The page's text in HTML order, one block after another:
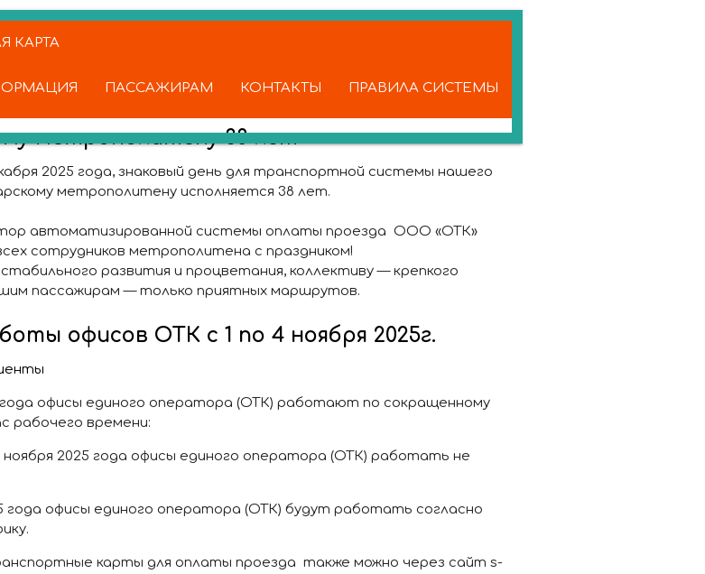
КАРТА
ПАССАЖИРАМ КОНТАКТЫ
ПРАВИЛА СИСТЕМЫ
метрополитену 38 лет
2025 года, знаковый день для транспортной системы нашего
метрополитену исполняется 38 лет.
автоматизированной системы оплаты проезда ООО «ОТК»
сотрудников метрополитена с праздником!
развития и процветания, коллективу — крепкого
пассажирам — только приятных маршрутов.
офисов ОТК с 1 по 4 ноября 2025г.
года офисы единого оператора (ОТК) работают по сокращенному
рабочего времени:
ноября 2025 года офисы единого оператора (ОТК) работать не
года офисы единого оператора (ОТК) будут работать согласно
карты для оплаты проезда также можно через сайт s-